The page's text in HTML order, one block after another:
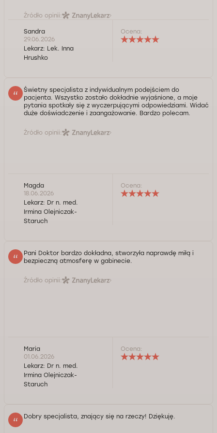
Źródło opinii:
Sandra
29.06.2026
Lekarz: Lek. Inna
Hrushko
Ocena:
Świetny specjalista z indywidualnym podejściem do
pacjenta. Wszystko zostało dokładnie wyjaśnione, a moje
pytania spotkały się z wyczerpującymi odpowiedziami. Widać
duże doświadczenie i zaangażowanie. Bardzo polecam.
Źródło opinii:
Magda
18.06.2026
Lekarz: Dr n. med.
Irmina Olejniczak-
Staruch
Ocena:
Pani Doktor bardzo dokładna, stworzyła naprawdę miłą i
bezpieczną atmosferę w gabinecie.
Źródło opinii:
Maria
01.06.2026
Lekarz: Dr n. med.
Irmina Olejniczak-
Staruch
Ocena:
Dobry specjalista, znający się na rzeczy! Dziękuję.